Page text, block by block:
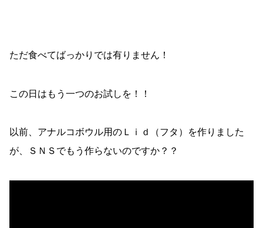
ただ食べてばっかりでは有りません！
この日はもう一つのお試しを！！
以前、アナルコボウル用のＬｉｄ（フタ）を作りました
が、ＳＮＳでもう作らないのですか？？